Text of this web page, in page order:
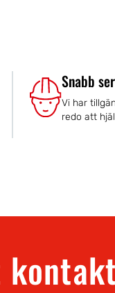
Snabb
Vi har
redo att